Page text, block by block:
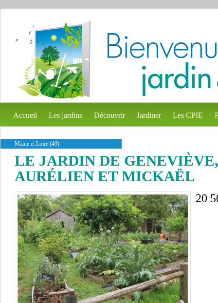
Accueil Les jardins Découvrir Jardiner Les CPIE
Maine et Loire (49)
LE JARDIN DE
AURÉLIEN ET MICKAËL
20